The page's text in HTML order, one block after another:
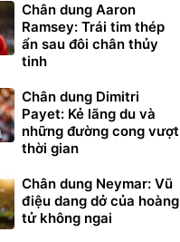
Chân dung Aaron
Ramsey: Trái tim thép
ẩn sau đôi chân thủy
tinh
Chân dung Dimitri
Payet: Kẻ lãng du và
những đường cong vượt
thời gian
Chân dung Neymar: Vũ
điệu dang dở của hoàng
tử không ngai